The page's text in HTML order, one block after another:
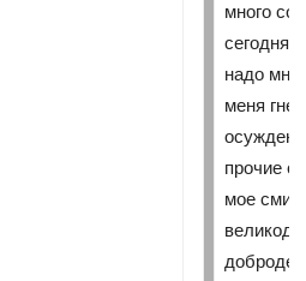
много
надо
меня
прочие
мое